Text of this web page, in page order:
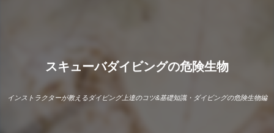
スキューバダイビングの危険生物
インストラクターが教えるダイビング上達のコツ&基礎知識・ダイビングの危険生物編